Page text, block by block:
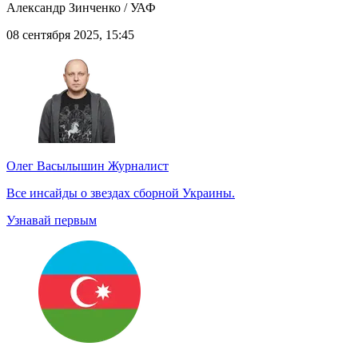
Александр Зинченко / УАФ
08 сентября 2025, 15:45
Олег Васылышин Журналист
Все инсайды о звездах сборной Украины.
Узнавай первым